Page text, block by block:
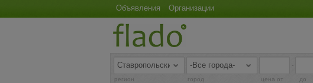
Объявления Организации
-
регион город цена от до